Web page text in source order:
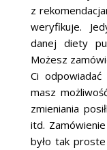
z
weryfikuje.
danej diety
Możesz
Ci
masz
zmieniania
itd.
było tak